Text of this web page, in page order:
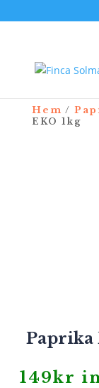
Hem /
EKO 1kg
Paprika
149kr